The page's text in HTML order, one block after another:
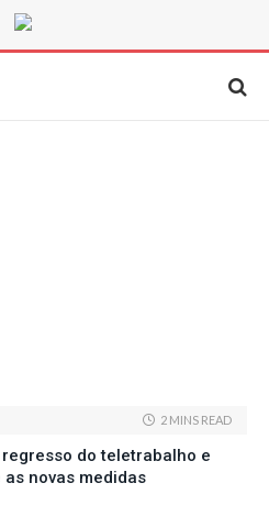
2 MINS READ
do teletrabalho e
novas medidas